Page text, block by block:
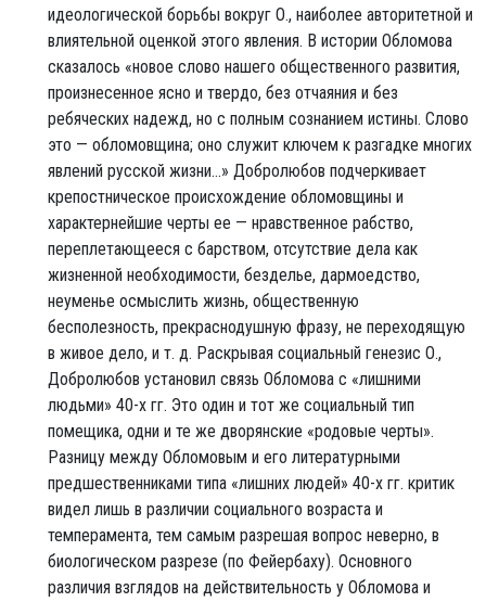
идеологической борьбы вокруг О., наиболее авторитетной и
влиятельной оценкой этого явления. В истории Обломова
сказалось «новое слово нашего общественного развития,
произнесенное ясно и твердо, без отчаяния и без
ребяческих надежд, но с полным сознанием истины. Слово
это — обломовщина; оно служит ключем к разгадке многих
явлений русской жизни...» Добролюбов подчеркивает
крепостническое происхождение обломовщины и
характернейшие черты ее — нравственное рабство,
переплетающееся с барством, отсутствие дела как
жизненной необходимости, безделье, дармоедство,
неуменье осмыслить жизнь, общественную
бесполезность, прекраснодушную фразу, не переходящую
в живое дело, и т. д. Раскрывая социальный генезис О.,
Добролюбов установил связь Обломова с «лишними
людьми» 40-х гг. Это один и тот же социальный тип
помещика, одни и те же дворянские «родовые черты».
Разницу между Обломовым и его литературными
предшественниками типа «лишних людей» 40-х гг. критик
видел лишь в различии социального возраста и
темперамента, тем самым разрешая вопрос неверно, в
биологическом разрезе (по Фейербаху). Основного
различия взглядов на действительность у Обломова и